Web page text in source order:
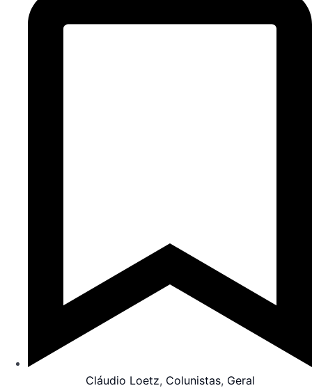
Cláudio Loetz, Colunistas, Geral